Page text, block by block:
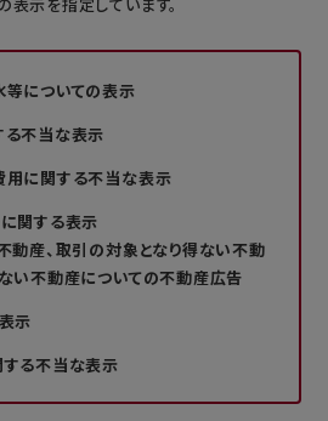
についての表示
不当な表示
に関する不当な表示
関する表示
動産、取引の対象となり得ない不動
い不動産についての不動産広告
示
る不当な表示